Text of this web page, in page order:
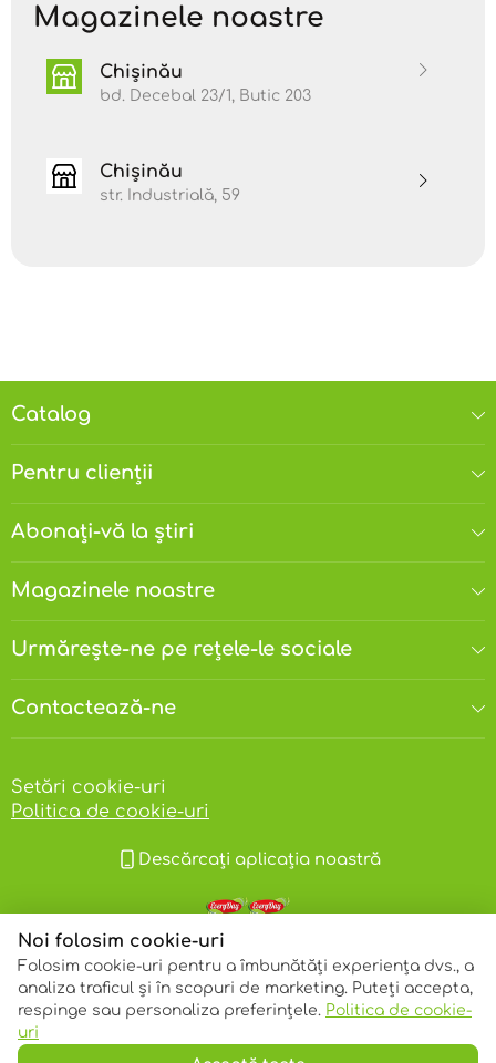
Magazinele noastre
Chișinău
bd. Decebal 23/1, Butic 203
Chișinău
str. Industrială, 59
Catalog
Pentru clienții
Abonați-vă la știri
Magazinele noastre
Urmărește-ne pe rețele-le sociale
Contactează-ne
Setări cookie-uri
Politica de cookie-uri
Descărcați aplicația noastră
© 2013 – 2026 ECOM
Noi folosim cookie-uri
Folosim cookie-uri pentru a îmbunătăți experiența dvs., a
analiza traficul și în scopuri de marketing. Puteți accepta,
respinge sau personaliza preferințele. Politica de cookie-
uri